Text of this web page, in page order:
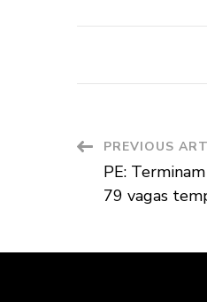
PostPREVIOUS
PE:
79 vagas